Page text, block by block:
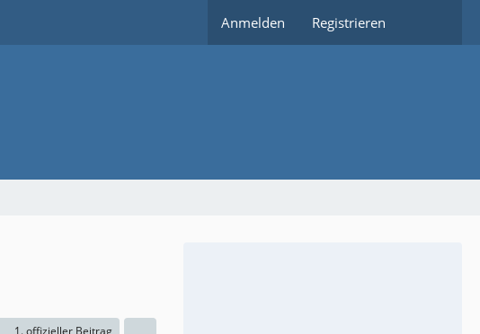
Anmelden Registrieren
1. offizieller Beitrag